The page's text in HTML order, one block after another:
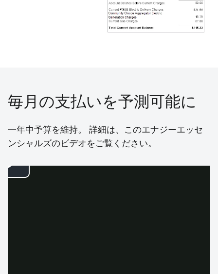
毎月の支払いを予測可能に
一年中予算を維持。 詳細は、このエナジーエッセ
ンシャルズのビデオをご覧ください。